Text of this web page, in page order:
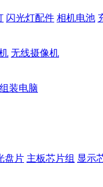
闪光灯配件 相机电池
无线摄像机
装电脑
盘片 主板芯片组 显示